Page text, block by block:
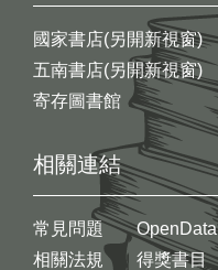
國家書店(另開新視窗)
五南書店(另開新視窗)
寄存圖書館
相關連結
常見問題
相關法規
OpenData
得獎書目